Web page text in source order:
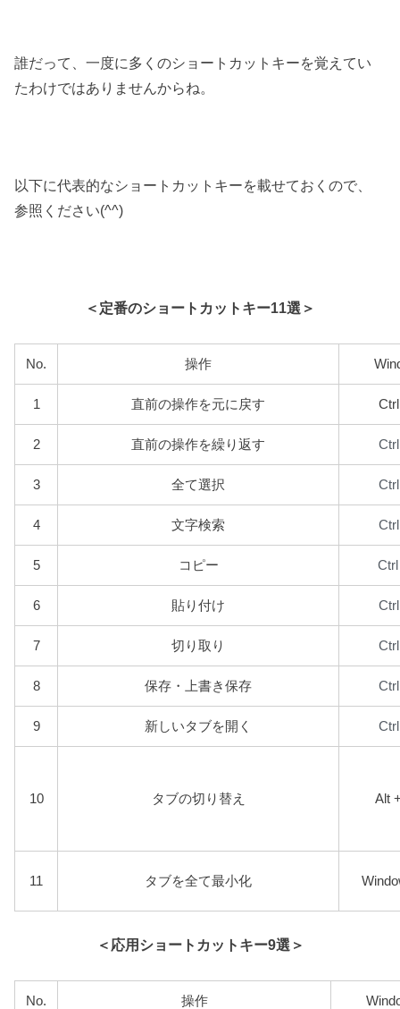
誰だって、一度に多くのショートカットキーを覚えてい
たわけではありませんからね。
以下に代表的なショートカットキーを載せておくので、
参照ください(^^)
＜定番のショートカットキー11選＞
No. 操作
1 直前の操作を元に戻す
2 直前の操作を繰り返す
3 全て選択
4 文字検索
5 コピー
6 貼り付け
7 切り取り
8 保存・上書き保存
9 新しいタブを開く
10 タブの切り替え Alt
11 タブを全て最小化
＜応用ショートカットキー9選＞
No. 操作